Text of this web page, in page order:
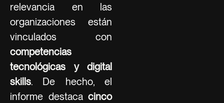
relevancia en las
organizaciones están
vinculados con
competencias
tecnológicas y digital
skills. De hecho, el
informe destaca cinco